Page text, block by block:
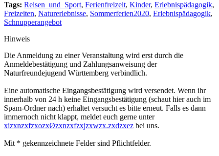
Tags: Reisen_und_Sport, Ferienfreizeit, Kinder, Erlebnispädagogik,
Freizeiten, Naturerlebnisse, Sommerferien2020, Erlebnispädagogik,
Schnupperangebot
Hinweis
Die Anmeldung zu einer Veranstaltung wird erst durch die
Anmeldebestätigung und Zahlungsanweisung der
Naturfreundejugend Württemberg verbindlich.
Eine automatische Eingangsbestätigung wird versendet. Wenn ihr
innerhalb von 24 h keine Eingangsbestätigung (schaut hier auch im
Spam-Ordner nach) erhaltet versucht es bitte erneut. Falls es dann
immernoch nicht klappt, meldet euch gerne unter
xizxnzxfzxozxØzxnzxfzxjzxwzx.zxdzxez bei uns.
Mit * gekennzeichnete Felder sind Pflichtfelder.